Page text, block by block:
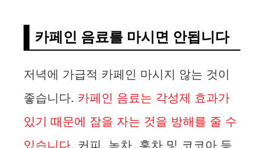
카페인 음료를 마시면 안됩니다
저녁에 가급적 카페인 마시지 않는 것이
좋습니다. 카페인 음료는 각성제 효과가
있기 때문에 잠을 자는 것을 방해를 줄 수